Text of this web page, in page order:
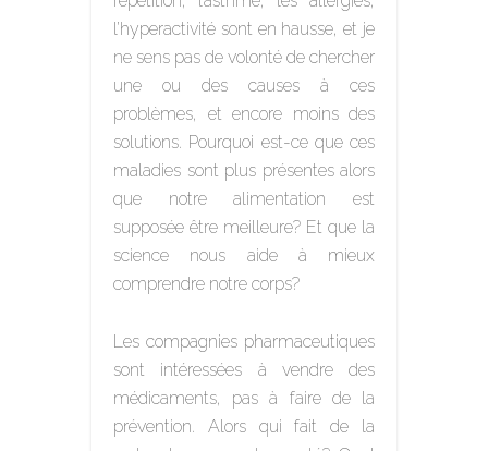
l’hyperactivité sont en hausse, et je
ne sens pas de volonté de chercher
une ou des causes à ces
problèmes, et encore moins des
solutions. Pourquoi est-ce que ces
maladies sont plus présentes alors
que notre alimentation est
supposée être meilleure? Et que la
science nous aide à mieux
comprendre notre corps?
Les compagnies pharmaceutiques
sont intéressées à vendre des
médicaments, pas à faire de la
prévention. Alors qui fait de la